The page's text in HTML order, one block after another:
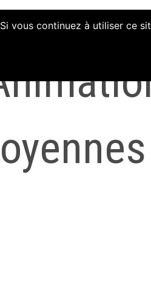
vous continuez à utiliser ce